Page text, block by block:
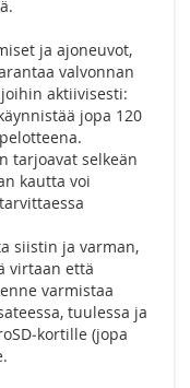
ja ajoneuvot,
valvonnan
aktiivisesti:
jopa 120
tarjoavat selkeän
kautta voi
siistin ja varman,
virtaan että
varmistaa
tuulessa ja
(jopa